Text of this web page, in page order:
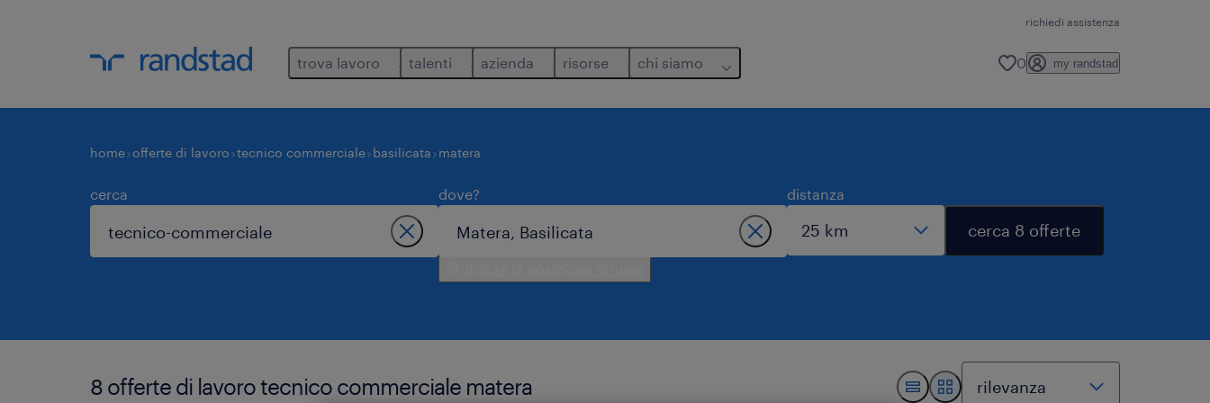
richiedi assistenza
trova lavoro talenti azienda risorse chi siamo 0 my randstad
home offerte di lavoro tecnico commerciale basilicata matera
cerca dove? distanza
cerca 8 offerte
8 offerte di lavoro tecnico commerciale matera